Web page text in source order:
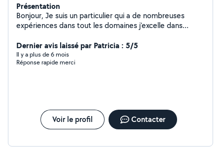
Présentation
Bonjour, Je suis un particulier qui a de nombreuses
expériences dans tout les domaines j'excelle dans
domestiques monter ou démonter des meubles etc Je
reste disponible pour tout besoin
Dernier avis laissé par Patricia : 5/5
Il y a plus de 6 mois
Réponse rapide merci
Voir le profil Contacter